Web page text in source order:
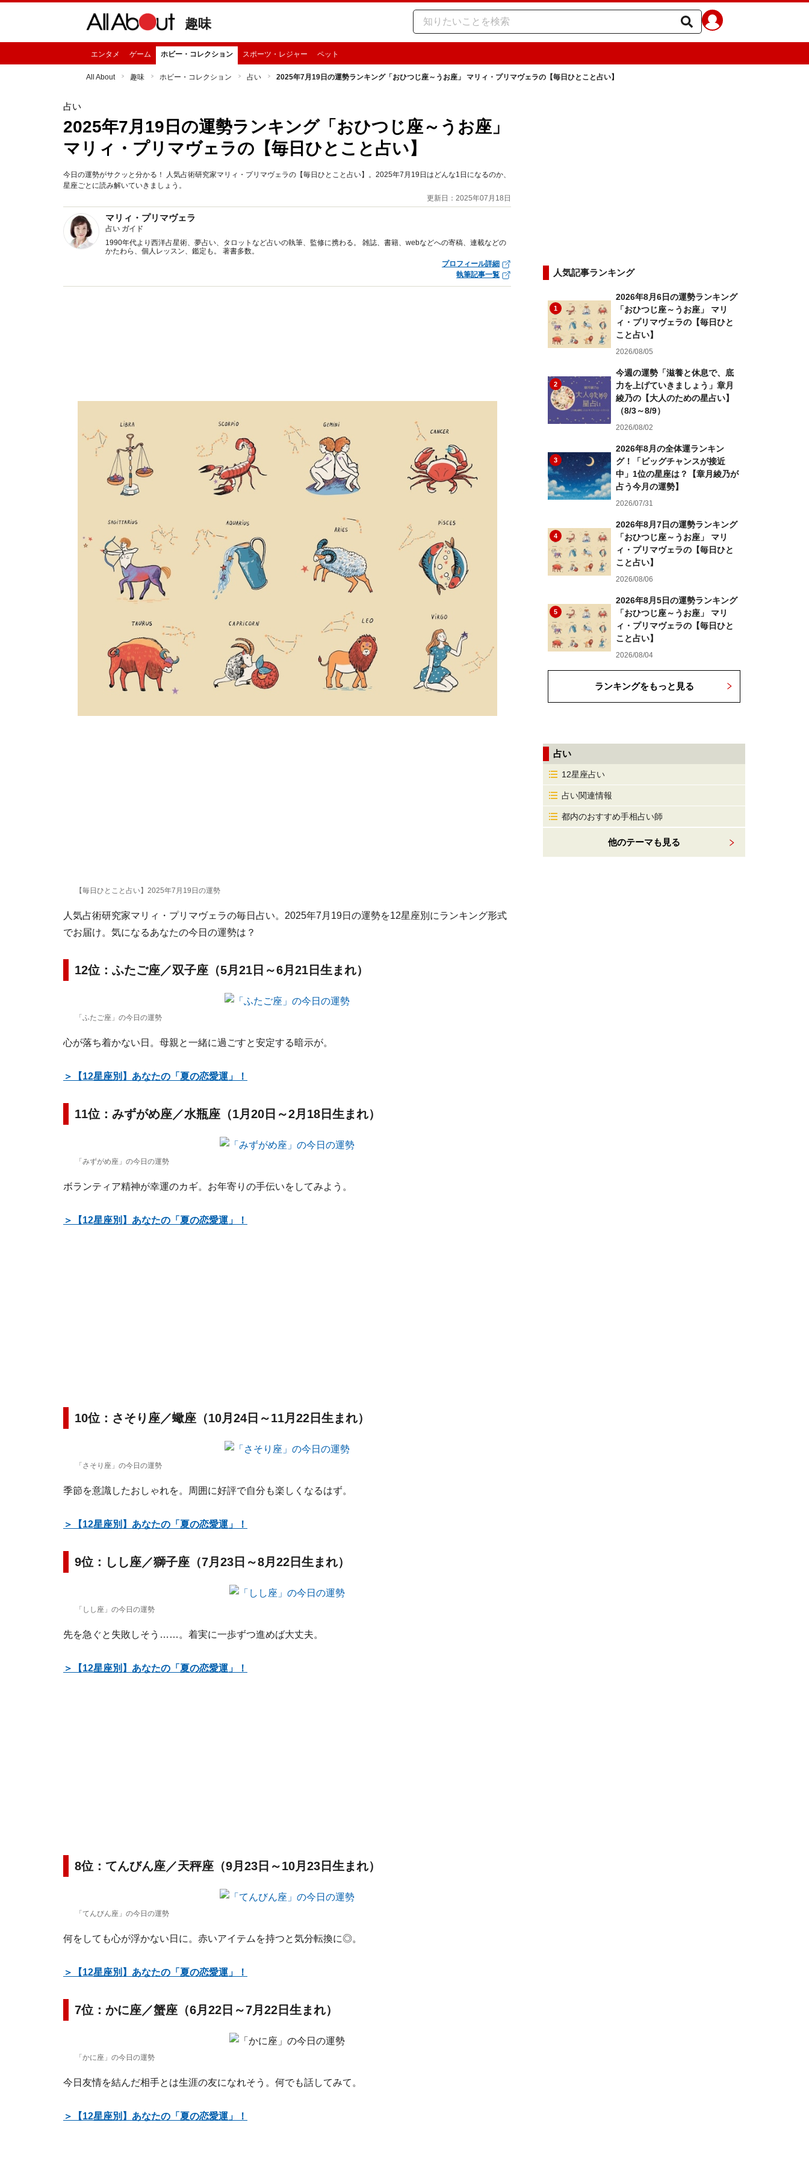
趣味
エンタメ ゲーム ホビー・コレクション スポーツ・レジャー ペット
All About 趣味 ホビー・コレクション 占い 2025年7月19日の運勢ランキング「おひつじ座～うお座」 マリィ・プリマヴェラの【毎日ひとこと占い】
占い
2025年7月19日の運勢ランキング「おひつじ座～うお座」
マリィ・プリマヴェラの【毎日ひとこと占い】
今日の運勢がサクッと分かる！ 人気占術研究家マリィ・プリマヴェラの【毎日ひとこと占い】。2025年7月19日はどんな1日になるのか、
星座ごとに読み解いていきましょう。
更新日：2025年07月18日
マリィ・プリマヴェラ
占い ガイド
1990年代より西洋占星術、夢占い、タロットなど占いの執筆、監修に携わる。 雑誌、書籍、webなどへの寄稿、連載などの
かたわら、個人レッスン、鑑定も。 著書多数。
プロフィール詳細
執筆記事一覧
【毎日ひとこと占い】2025年7月19日の運勢
人気占術研究家マリィ・プリマヴェラの毎日占い。2025年7月19日の運勢を12星座別にランキング形式
でお届け。気になるあなたの今日の運勢は？
12位：ふたご座／双子座（5月21日～6月21日生まれ）
「ふたご座」の今日の運勢
心が落ち着かない日。母親と一緒に過ごすと安定する暗示が。
＞【12星座別】あなたの「夏の恋愛運」！
11位：みずがめ座／水瓶座（1月20日～2月18日生まれ）
「みずがめ座」の今日の運勢
ボランティア精神が幸運のカギ。お年寄りの手伝いをしてみよう。
＞【12星座別】あなたの「夏の恋愛運」！
10位：さそり座／蠍座（10月24日～11月22日生まれ）
「さそり座」の今日の運勢
季節を意識したおしゃれを。周囲に好評で自分も楽しくなるはず。
＞【12星座別】あなたの「夏の恋愛運」！
9位：しし座／獅子座（7月23日～8月22日生まれ）
「しし座」の今日の運勢
先を急ぐと失敗しそう……。着実に一歩ずつ進めば大丈夫。
＞【12星座別】あなたの「夏の恋愛運」！
8位：てんびん座／天秤座（9月23日～10月23日生まれ）
「てんびん座」の今日の運勢
何をしても心が浮かない日に。赤いアイテムを持つと気分転換に◎。
＞【12星座別】あなたの「夏の恋愛運」！
7位：かに座／蟹座（6月22日～7月22日生まれ）
「かに座」の今日の運勢
今日友情を結んだ相手とは生涯の友になれそう。何でも話してみて。
＞【12星座別】あなたの「夏の恋愛運」！
人気記事ランキング
1
2026年8月6日の運勢ランキング
「おひつじ座～うお座」 マリ
ィ・プリマヴェラの【毎日ひと
こと占い】
2026/08/05
2
今週の運勢「滋養と休息で、底
力を上げていきましょう」章月
綾乃の【大人のための星占い】
（8/3～8/9）
2026/08/02
3
2026年8月の全体運ランキン
グ！「ビッグチャンスが接近
中」1位の星座は？【章月綾乃が
占う今月の運勢】
2026/07/31
4
2026年8月7日の運勢ランキング
「おひつじ座～うお座」 マリ
ィ・プリマヴェラの【毎日ひと
こと占い】
2026/08/06
5
2026年8月5日の運勢ランキング
「おひつじ座～うお座」 マリ
ィ・プリマヴェラの【毎日ひと
こと占い】
2026/08/04
ランキングをもっと見る
占い
12星座占い
占い関連情報
都内のおすすめ手相占い師
他のテーマも見る